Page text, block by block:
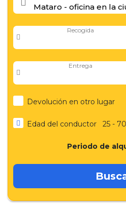
Recogida
Entrega
Devolución en otro lugar
Edad del conductor 25 - 70
Periodo de